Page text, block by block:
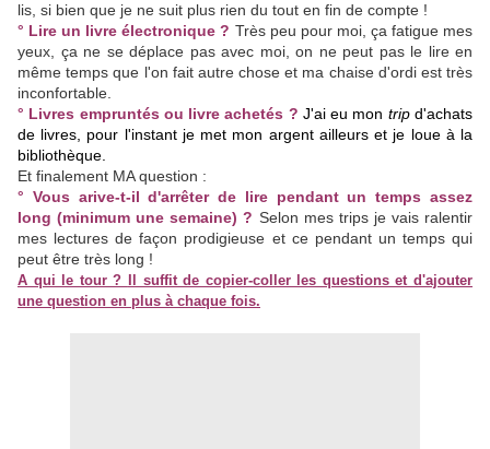
lis, si bien que je ne suit plus rien du tout en fin de compte !
° Lire un livre électronique ? Très peu pour moi, ça fatigue mes
yeux, ça ne se déplace pas avec moi, on ne peut pas le lire en
même temps que l'on fait autre chose et ma chaise d'ordi est très
inconfortable.
° Livres empruntés ou livre achetés ? J'ai eu mon tripd'achats
de livres, pour l'instant je met mon argent ailleurs et je loue à la
bibliothèque.
Et finalement MA question :
° Vous arive-t-il d'arrêter de lire pendant un temps assez
long (minimum une semaine) ? Selon mes trips je vais ralentir
mes lectures de façon prodigieuse et ce pendant un temps qui
peut être très long !
A qui le tour ?
Il suffit de copier-coller les questions et d'ajouter
une question en plus à chaque fois.